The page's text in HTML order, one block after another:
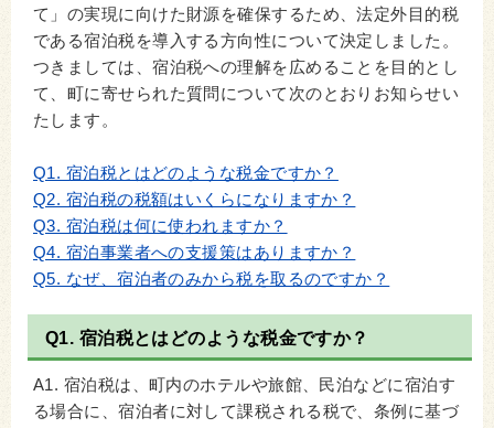
て」の実現に向けた財源を確保するため、法定外目的税
である宿泊税を導入する方向性について決定しました。
つきましては、宿泊税への理解を広めることを目的とし
て、町に寄せられた質問について次のとおりお知らせい
たします。
Q1. 宿泊税とはどのような税金ですか？
Q2. 宿泊税の税額はいくらになりますか？
Q3. 宿泊税は何に使われますか？
Q4. 宿泊事業者への支援策はありますか？
Q5. なぜ、宿泊者のみから税を取るのですか？
Q1. 宿泊税とはどのような税金ですか？
A1. 宿泊税は、町内のホテルや旅館、民泊などに宿泊す
る場合に、宿泊者に対して課税される税で、条例に基づ